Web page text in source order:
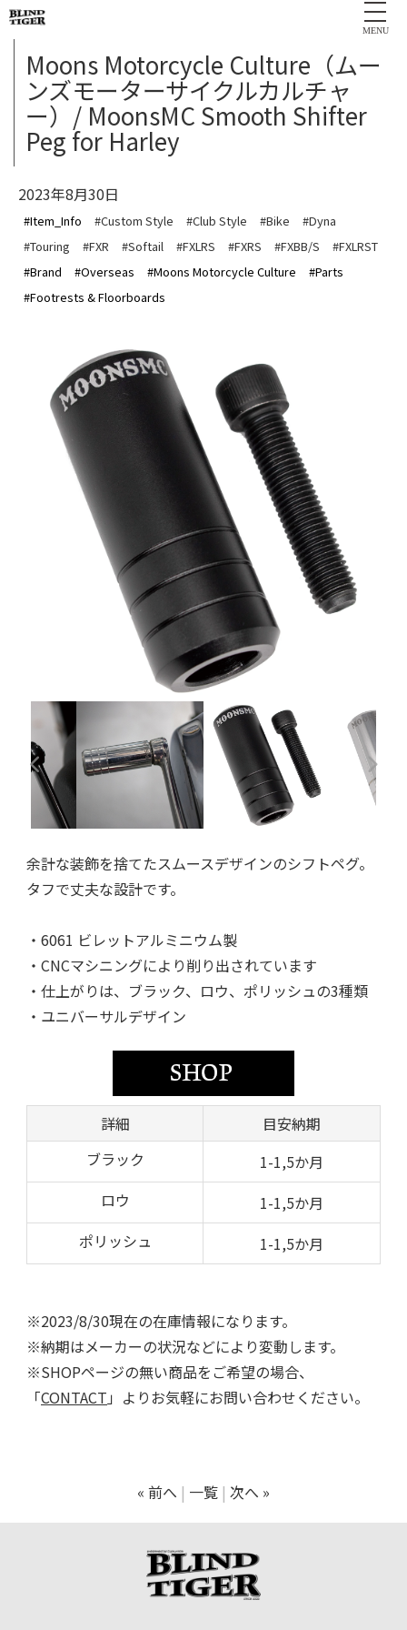
MENU
Moons Motorcycle Culture（ムー
ンズモーターサイクルカルチャ
ー）/ MoonsMC Smooth Shifter
Peg for Harley
2023年8月30日
#Item_Info #Custom Style #Club Style #Bike
#Dyna
#Touring
#FXR #Softail #FXLRS #FXRS #FXBB/S
#FXLRST
#Brand
#Overseas #Moons Motorcycle Culture
#Parts
#Footrests & Floorboards
余計な装飾を捨てたスムースデザインのシフトペグ。
タフで丈夫な設計です。
・6061 ビレットアルミニウム製
・CNCマシニングにより削り出されています
・仕上がりは、ブラック、ロウ、ポリッシュの3種類
・ユニバーサルデザイン
詳細
目安納期
ブラック
1-1,5か月
ロウ
1-1,5か月
ポリッシュ
1-1,5か月
※2023/8/30現在の在庫情報になります。
※納期はメーカーの状況などにより変動します。
※SHOPページの無い商品をご希望の場合、
「CONTACT 」よりお気軽にお問い合わせください。
« 前へ 一覧 次へ »